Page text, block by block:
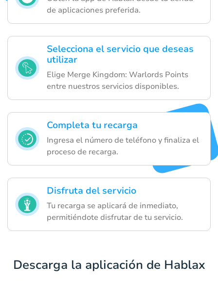
de aplicaciones preferida.
Selecciona el servicio que deseas
utilizar
Elige Merge Kingdom: Warlords Points
entre nuestros servicios disponibles.
Completa tu recarga
Ingresa el número de teléfono y finaliza el
proceso de recarga.
Disfruta del servicio
Tu recarga se aplicará de inmediato,
permitiéndote disfrutar de tu servicio.
Descarga la aplicación de Hablax